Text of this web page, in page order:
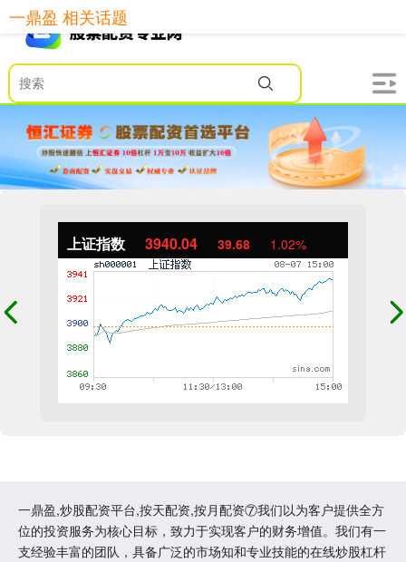
上证指数 3940.04 39.68 1.02%
一鼎盈,炒股配资平台,按天配资,按月配资⑦我们以为客户提供全方
位的投资服务为核心目标，致力于实现客户的财务增值。我们有一
支经验丰富的团队，具备广泛的市场知和专业技能的在线炒股杠杆
一鼎盈 相关话题